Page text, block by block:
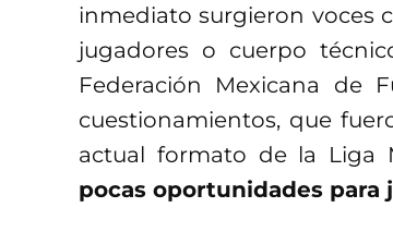
inmediato surgieron voces
jugadores o cuerpo
Federación Mexicana de
cuestionamientos, que
actual formato de la Liga
pocas oportunidades para